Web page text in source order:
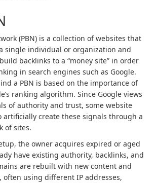
(PBN) is a collection of websites that
single individual or organization and
backlinks to a “money site” in order
in search engines such as Google.
a PBN is based on the importance of
ranking algorithm. Since Google views
of authority and trust, some website
artificially create these signals through a
of sites.
the owner acquires expired or aged
have existing authority, backlinks, and
are rebuilt with new content and
often using different IP addresses,